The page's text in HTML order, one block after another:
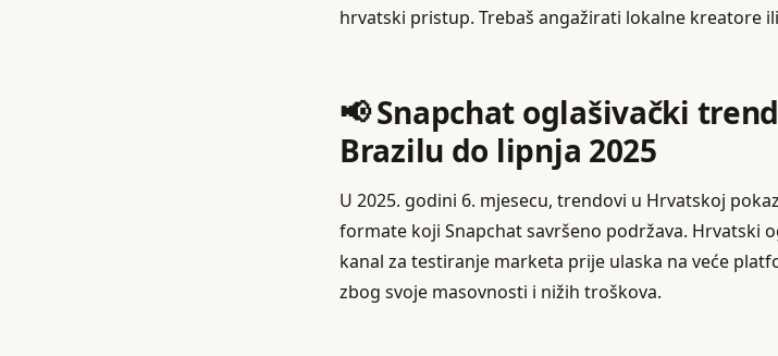
hrvatski pristup. Trebaš angažirati lokalne kreatore
📢 Snapchat oglašivački
Brazilu do lipnja 2025
U 2025. godini 6. mjesecu, trendovi u Hrvatskoj
formate koji Snapchat savršeno podržava. Hrvatski
kanal za testiranje marketa prije ulaska na veće
zbog svoje masovnosti i nižih troškova.